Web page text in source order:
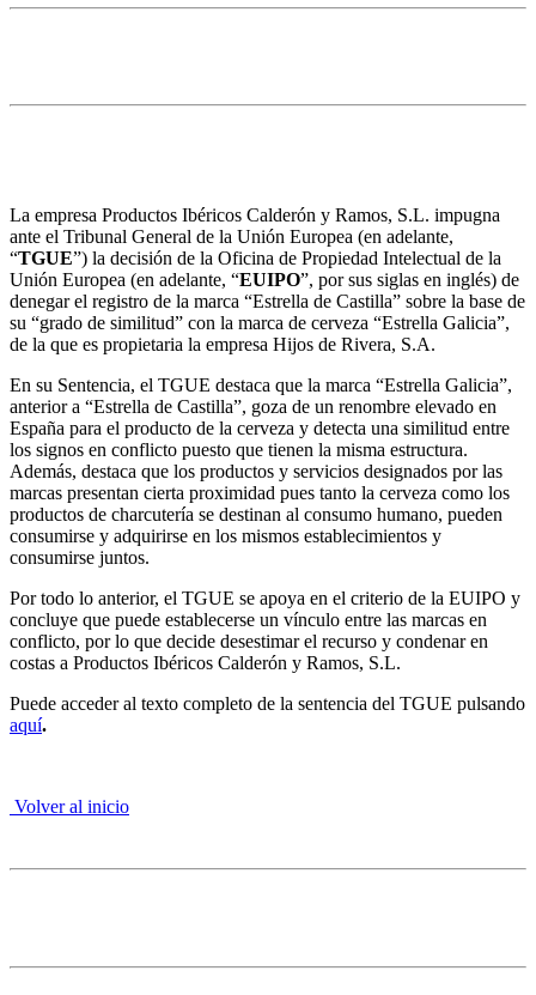
La empresa Productos Ibéricos Calderón y Ramos, S.L. impugna
ante el Tribunal General de la Unión Europea (en adelante,
“TGUE”) la decisión de la Oficina de Propiedad Intelectual de la
Unión Europea (en adelante, “EUIPO”, por sus siglas en inglés) de
denegar el registro de la marca “Estrella de Castilla” sobre la base de
su “grado de similitud” con la marca de cerveza “Estrella Galicia”,
de la que es propietaria la empresa Hijos de Rivera, S.A.
En su Sentencia, el TGUE destaca que la marca “Estrella Galicia”,
anterior a “Estrella de Castilla”, goza de un renombre elevado en
España para el producto de la cerveza y detecta una similitud entre
los signos en conflicto puesto que tienen la misma estructura.
Además, destaca que los productos y servicios designados por las
marcas presentan cierta proximidad pues tanto la cerveza como los
productos de charcutería se destinan al consumo humano, pueden
consumirse y adquirirse en los mismos establecimientos y
consumirse juntos.
Por todo lo anterior, el TGUE se apoya en el criterio de la EUIPO y
concluye que puede establecerse un vínculo entre las marcas en
conflicto, por lo que decide desestimar el recurso y condenar en
costas a Productos Ibéricos Calderón y Ramos, S.L.
Puede acceder al texto completo de la sentencia del TGUE pulsando
aquí.
Volver al inicio